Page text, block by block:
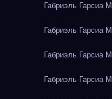
Габриэль Гарсиа
Габриэль Гарсиа
Габриэль Гарсиа
Габриэль Гарсиа